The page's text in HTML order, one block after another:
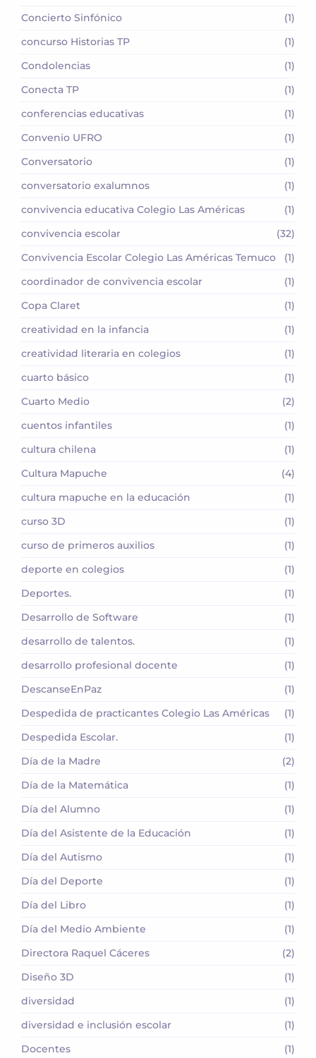
Concierto Sinfónico
(1)
concurso Historias TP
(1)
Condolencias
(1)
Conecta TP
(1)
conferencias educativas
(1)
Convenio UFRO
(1)
Conversatorio
(1)
conversatorio exalumnos
(1)
convivencia educativa Colegio Las Américas
(1)
convivencia escolar
(32)
Convivencia Escolar Colegio Las Américas Temuco
(1)
coordinador de convivencia escolar
(1)
Copa Claret
(1)
creatividad en la infancia
(1)
creatividad literaria en colegios
(1)
cuarto básico
(1)
Cuarto Medio
(2)
cuentos infantiles
(1)
cultura chilena
(1)
Cultura Mapuche
(4)
cultura mapuche en la educación
(1)
curso 3D
(1)
curso de primeros auxilios
(1)
deporte en colegios
(1)
Deportes.
(1)
Desarrollo de Software
(1)
desarrollo de talentos.
(1)
desarrollo profesional docente
(1)
DescanseEnPaz
(1)
Despedida de practicantes Colegio Las Américas
(1)
Despedida Escolar.
(1)
Día de la Madre
(2)
Día de la Matemática
(1)
Día del Alumno
(1)
Día del Asistente de la Educación
(1)
Día del Autismo
(1)
Día del Deporte
(1)
Día del Libro
(1)
Día del Medio Ambiente
(1)
Directora Raquel Cáceres
(2)
Diseño 3D
(1)
diversidad
(1)
diversidad e inclusión escolar
(1)
Docentes
(1)